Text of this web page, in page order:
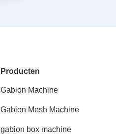
Producten
Gabion Machine
Gabion Mesh Machine
gabion box machine